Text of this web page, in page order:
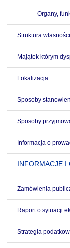
Organy,
Struktura
Majątek którym
Lokalizacja
Sposoby
Sposoby
Informacja o
INFORMACJE I
Zamówienia
Raport o sytuacji
Strategia